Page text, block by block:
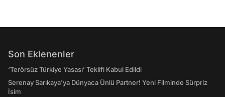
Son Eklenenler
‘Terörsüz Türkiye Yasası’ Teklifi Kabul Edildi
Serenay Sarıkaya'ya Dünyaca Ünlü Partner! Yeni Filminde Sürpriz
İsim